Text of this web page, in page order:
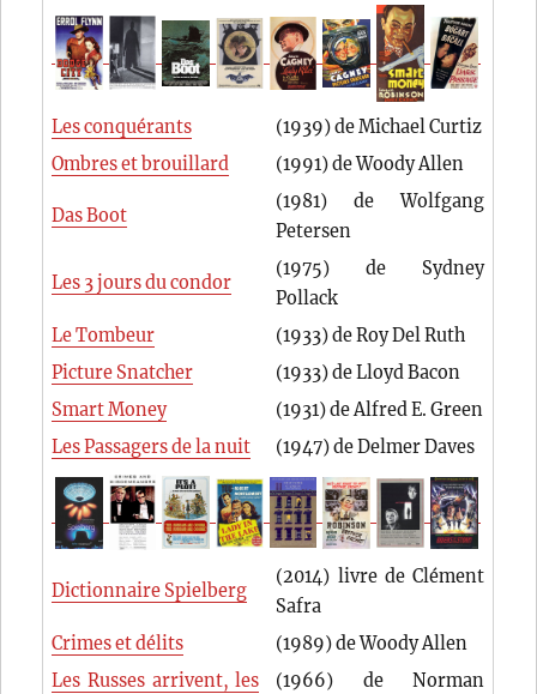
Les conquérants
(1939) de Michael Curtiz
Ombres et brouillard
(1991) de Woody Allen
Das Boot
(1981) de Wolfgang
Petersen
Les 3 jours du condor
(1975) de Sydney
Pollack
Le Tombeur
(1933) de Roy Del Ruth
Picture Snatcher
(1933) de Lloyd Bacon
Smart Money
(1931) de Alfred E. Green
Les Passagers de la nuit
(1947) de Delmer Daves
Dictionnaire Spielberg
(2014) livre de Clément
Safra
Crimes et délits
(1989) de Woody Allen
Les Russes arrivent, les
(1966) de Norman